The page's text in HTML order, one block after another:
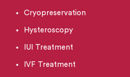
Cryopreservation
Hysteroscopy
IUI Treatment
IVF Treatment